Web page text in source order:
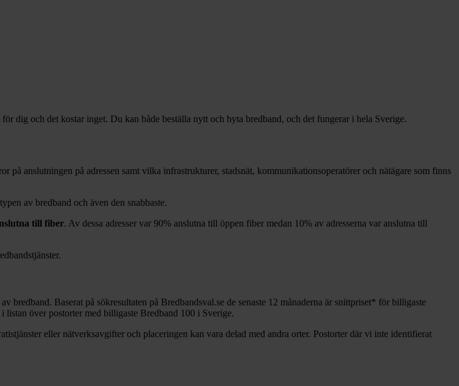
dig och det kostar inget. Du kan både beställa nytt och byta bredband, och det fungerar i hela Sverige.
på anslutningen på adressen samt vilka infrastrukturer, stadsnät, kommunikationsoperatörer och nätägare som finns
av bredband och även den snabbaste.
till fiber. Av dessa adresser var 90% anslutna till öppen fiber medan 10% av adresserna var anslutna till
bredband. Baserat på sökresultaten på Bredbandsval.se de senaste 12 månaderna är snittpriset* för billigaste
i listan över postorter med billigaste Bredband 100 i Sverige.
eller nätverksavgifter och placeringen kan vara delad med andra orter. Postorter där vi inte identifierat